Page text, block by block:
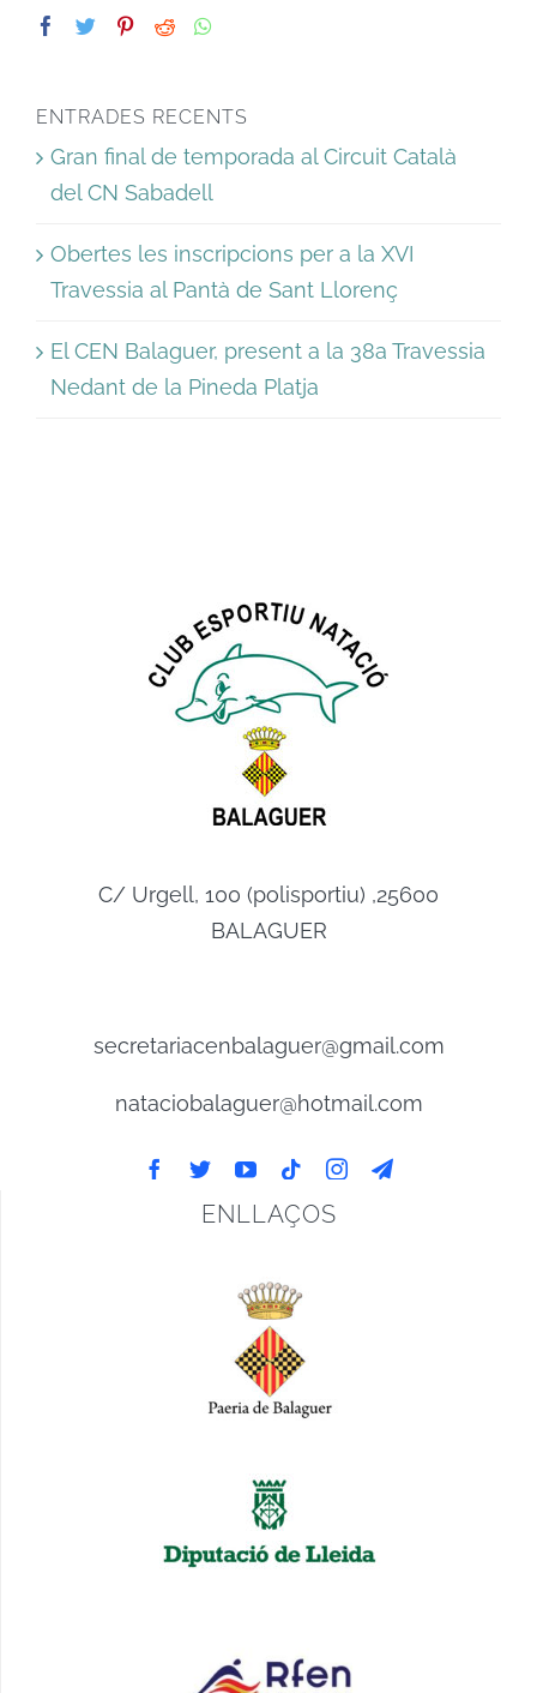
ENTRADES RECENTS
Gran final de temporada al Circuit Català
del CN Sabadell
Obertes les inscripcions per a la XVI
Travessia al Pantà de Sant Llorenç
El CEN Balaguer, present a la 38a Travessia
Nedant de la Pineda Platja
C/ Urgell, 100 (polisportiu) ,25600
BALAGUER
secretariacenbalaguer@gmail.com
nataciobalaguer@hotmail.com
ENLLAÇOS